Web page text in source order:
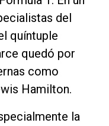
del
quíntuple
quedó por
como
Hamilton.
la